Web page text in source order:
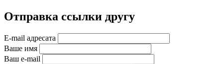
Отправка ссылки другу
E-mail адресата
Ваше имя
Ваш e-mail